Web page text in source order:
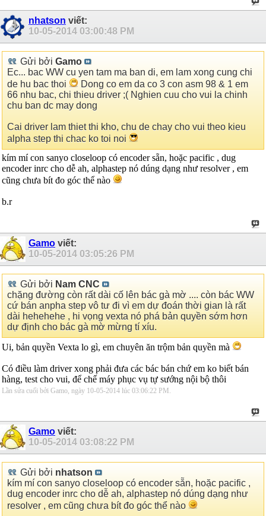
nhatson viết:
10-05-2014 03:00:48 PM
Gửi bởi Gamo
Ec... bac WW cu yen tam ma ban di, em lam xong cung chi
de hu bac thoi
Dong co em da co 3 con asm 98 & 1 em
66 nhu bac, chi thieu driver ;( Nghien cuu cho vui la chinh
chu ban dc may dong
Cai driver lam thiet thi kho, chu de chay cho vui theo kieu
alpha step thi chac ko toi noi
kím mí con sanyo closeloop có encoder sẵn, hoặc pacific , dug
encoder inrc cho dễ ah, alphastep nó dúng dạng như resolver , em
cũng chưa bít đo góc thể nào
b.r
Gamo viết:
10-05-2014 03:05:26 PM
Gửi bởi Nam CNC
chặng đường còn rất dài cố lên bác gà mờ .... còn bác WW
cứ bán anpha step vô tư đi vì em dự đoán thời gian là rất
dài hehehehe , hi vọng vexta nó phá bản quyền sớm hơn
dự định cho bác gà mờ mừng tí xíu.
Ui, bản quyền Vexta lo gì, em chuyên ăn trộm bản quyền mà
Có điều làm driver xong phải đưa các bác bán chứ em ko biết bán
hàng, test cho vui, để chế máy phục vụ tự sướng nội bộ thôi
Lần sửa cuối bởi Gamo, ngày 10-05-2014 lúc 03:06:22 PM .
Gamo viết:
10-05-2014 03:08:22 PM
Gửi bởi nhatson
kím mí con sanyo closeloop có encoder sẵn, hoặc pacific ,
dug encoder inrc cho dễ ah, alphastep nó dúng dạng như
resolver , em cũng chưa bít đo góc thể nào